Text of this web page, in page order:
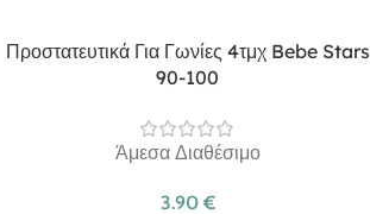
Προστατευτικά Για Γωνίες 4τμχ Bebe Stars
90-100
Άμεσα Διαθέσιμο
3.90 €